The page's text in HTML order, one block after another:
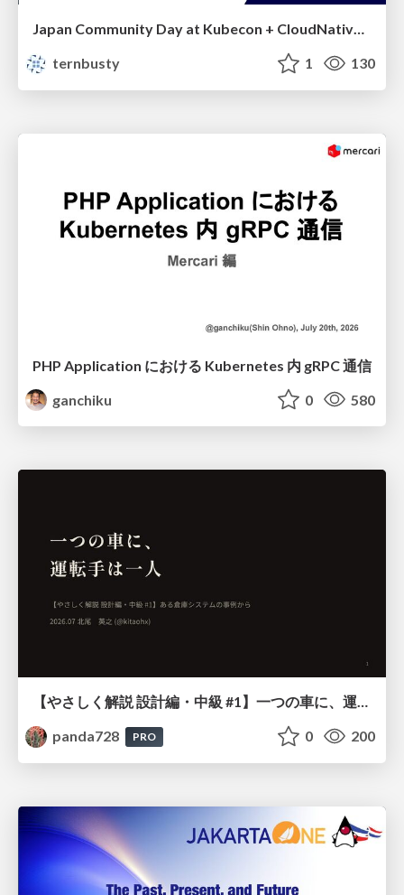
Japan Community Day at Kubecon + CloudNativeCon Japan 2026: Learning Container Privilege Control by Building My Own Low-Level Container Runtime
ternbusty
1 130
PHP Application における Kubernetes 内 gRPC 通信
ganchiku
0 580
【やさしく解説 設計編・中級 #1】一つの車に、運転手は一人 ～ある倉庫システムの事例から～
panda728
PRO 0 200